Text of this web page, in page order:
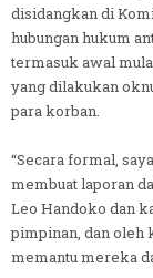
disidangkan di
hubungan hukum
termasuk awal
yang dilakukan
para korban.
“Secara formal,
membuat laporan
Leo Handoko dan
pimpinan, dan oleh
memantu mereka